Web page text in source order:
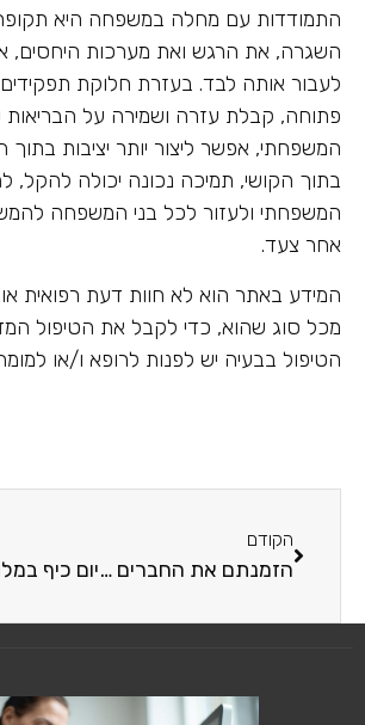
התמודדות עם מחלה במשפחה היא
השגרה, את הרגש ואת מערכות היחסים,
לעבור אותה לבד. בעזרת חלוקת
פתוחה, קבלת עזרה ושמירה על
המשפחתי, אפשר ליצור יותר יציבות בתוך
בתוך הקושי, תמיכה נכונה יכולה
המשפחתי ולעזור לכל בני המשפחה
אחר צעד.
המידע באתר הוא לא חוות דעת רפואית
מכל סוג שהוא, כדי לקבל את הטיפול
הטיפול בבעיה יש לפנות לרופא ו/או
הקודם
הזמנתם את החברים לבילוי? הינה רעיונות לאירוח חלבי